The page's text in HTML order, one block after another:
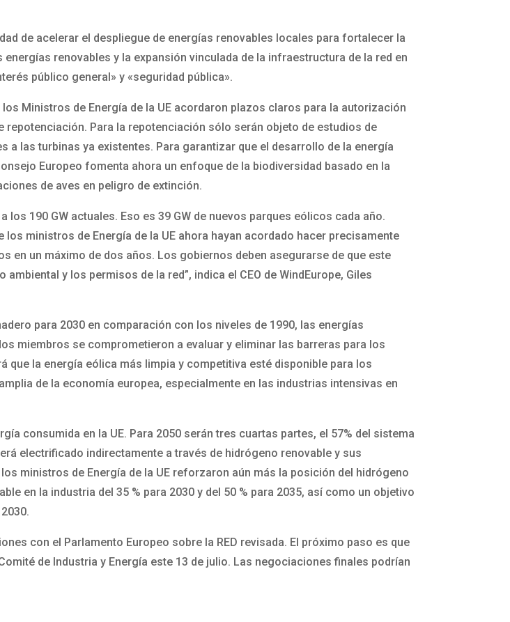
de acelerar el despliegue de energías renovables locales para fortalecer la
renovables y la expansión vinculada de la infraestructura de la red en
público general» y «seguridad pública».
Ministros de Energía de la UE acordaron plazos claros para la autorización
Para la repotenciación sólo serán objeto de estudios de
las turbinas ya existentes. Para garantizar que el desarrollo de la energía
Europeo fomenta ahora un enfoque de la biodiversidad basado en la
de aves en peligro de extinción.
los 190 GW actuales. Eso es 39 GW de nuevos parques eólicos cada año.
ministros de Energía de la UE ahora hayan acordado hacer precisamente
en un máximo de dos años. Los gobiernos deben asegurarse de que este
y los permisos de la red”, indica el CEO de WindEurope, Giles
para 2030 en comparación con los niveles de 1990, las energías
miembros se comprometieron a evaluar y eliminar las barreras para los
la energía eólica más limpia y competitiva esté disponible para los
de la economía europea, especialmente en las industrias intensivas en
consumida en la UE. Para 2050 serán tres cuartas partes, el 57% del sistema
electrificado indirectamente a través de hidrógeno renovable y sus
ministros de Energía de la UE reforzaron aún más la posición del hidrógeno
en la industria del 35 % para 2030 y del 50 % para 2035, así como un objetivo
con el Parlamento Europeo sobre la RED revisada. El próximo paso es que
de Industria y Energía este 13 de julio. Las negociaciones finales podrían